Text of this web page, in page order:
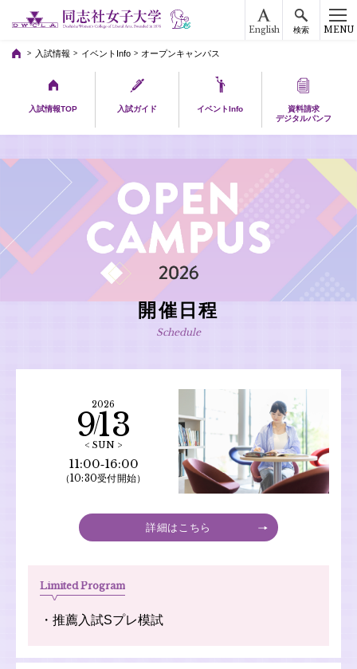
English 検索 MENU
入試情報 イベントInfo オープンキャンパス
入試情報TOP 入試ガイド イベントInfo
資料請求
デジタルパンフ
開催日程
Schedule
2026
913
< SUN >
11:00‐16:00
（10:30受付開始）
詳細はこちら
Limited Program
・推薦入試Sプレ模試